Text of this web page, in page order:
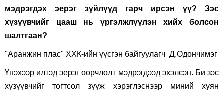
мэдрэгдэх эерэг зүйлүүд гарч ирсэн үү? Зэс
хүзүүвчийг цааш нь үргэлжлүүлэн хийх болсон
шалтгаан?
"Аранжин плас" ХХК-ийн үүсгэн байгуулагч Д.Одончимэг
Үнэхээр илтэд эерэг өөрчлөлт мэдрэгдээд эхэлсэн. Би зэс
хүзүүвчийг тогтсол зүүж хэрэглэснээр миний хуян